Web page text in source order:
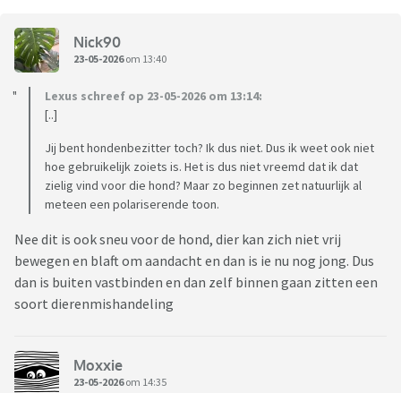
Nick90
23-05-2026om 13:40
Lexus schreef op 23-05-2026 om 13:14:
[..]
Jij bent hondenbezitter toch? Ik dus niet. Dus ik weet ook niet
hoe gebruikelijk zoiets is. Het is dus niet vreemd dat ik dat
zielig vind voor die hond? Maar zo beginnen zet natuurlijk al
meteen een polariserende toon.
Nee dit is ook sneu voor de hond, dier kan zich niet vrij
bewegen en blaft om aandacht en dan is ie nu nog jong. Dus
dan is buiten vastbinden en dan zelf binnen gaan zitten een
soort dierenmishandeling
Moxxie
23-05-2026om 14:35